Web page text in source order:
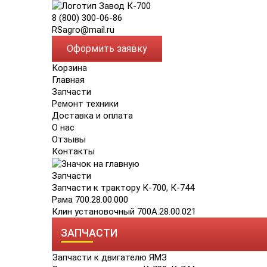
8 (800) 300-06-86
RSagro@mail.ru
Оформить заявку
Корзина
Главная
Запчасти
Ремонт техники
Доставка и оплата
О нас
Отзывы
Контакты
Запчасти
Запчасти к трактору К-700, К-744
Рама 700.28.00.000
Клин установочный 700А.28.00.021
ЗАПЧАСТИ
Запчасти к двигателю ЯМЗ